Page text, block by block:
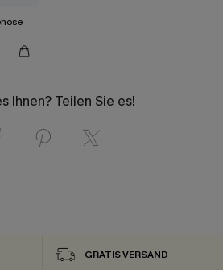
Ihnen? Teilen Sie es!
GRATIS VERSAND